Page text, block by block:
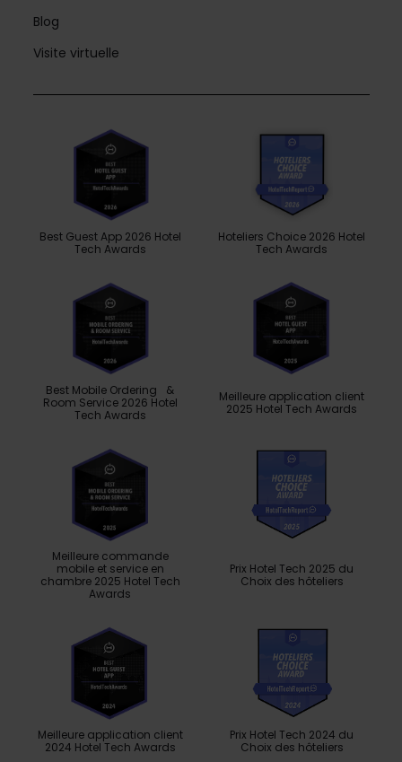
Blog
Visite virtuelle
Best Guest App 2026 Hotel
Tech Awards
Hoteliers Choice 2026 Hotel
Tech Awards
Best Mobile Ordering &
Room Service 2026 Hotel
Tech Awards
Meilleure application client
2025 Hotel Tech Awards
Meilleure commande
mobile et service en
chambre 2025 Hotel Tech
Awards
Prix ​​Hotel Tech 2025 du
Choix des hôteliers
Meilleure application client
2024 Hotel Tech Awards
Prix ​​Hotel Tech 2024 du
Choix des hôteliers